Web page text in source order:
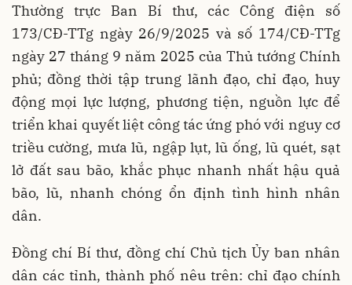
Thường trực Ban Bí thư, các Công điện số
173/CĐ-TTg ngày 26/9/2025 và số 174/CĐ-TTg
ngày 27 tháng 9 năm 2025 của Thủ tướng Chính
phủ; đồng thời tập trung lãnh đạo, chỉ đạo, huy
động mọi lực lượng, phương tiện, nguồn lực để
triển khai quyết liệt công tác ứng phó với nguy cơ
triều cường, mưa lũ, ngập lụt, lũ ống, lũ quét, sạt
lở đất sau bão, khắc phục nhanh nhất hậu quả
bão, lũ, nhanh chóng ổn định tình hình nhân
dân.
Đồng chí Bí thư, đồng chí Chủ tịch Ủy ban nhân
dân các tỉnh, thành phố nêu trên: chỉ đạo chính